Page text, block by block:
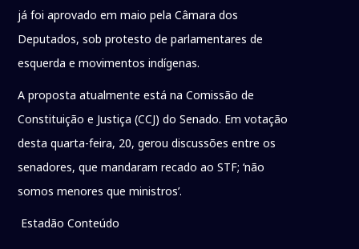
já foi aprovado em maio pela Câmara dos
Deputados, sob protesto de parlamentares de
esquerda e movimentos indígenas.
A proposta atualmente está na Comissão de
Constituição e Justiça (CCJ) do Senado. Em votação
desta quarta-feira, 20, gerou discussões entre os
senadores, que mandaram recado ao STF; ‘não
somos menores que ministros’.
Estadão Conteúdo